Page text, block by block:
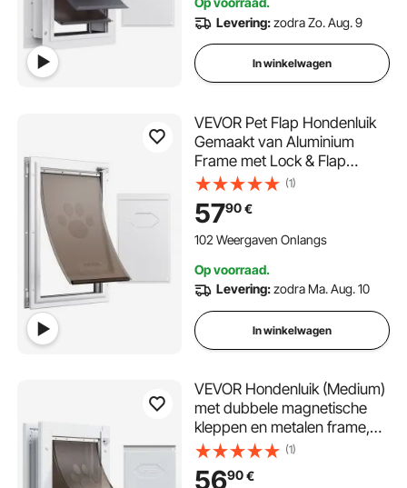
S) Eenvoudige Installatie
Levering:zodra Zo. Aug. 9
In winkelwagen
VEVOR Pet Flap Hondenluik
Gemaakt van Aluminium
Frame met Lock & Flap
Systeem 337 x 509 mm,
Weerbestendig Hondenluik
Huisdierdeur Geschikt voor
Katten Honden Kittens (Wit-
(1)
5790€
102 Weergaven Onlangs
Op voorraad.
Levering:zodra Ma. Aug. 10
In winkelwagen
VEVOR Hondenluik (Medium)
met dubbele magnetische
kleppen en metalen frame,
weerbestendig kattenluik
voor binnen- en
(1)
5690€